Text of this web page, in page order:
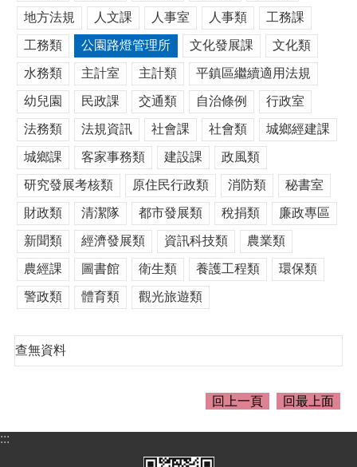
觀
音
區
介
紹
訊
息
公
告
生
活
便
民
資
機
地方法規 人文課 人事室 人事類 工務課
工務類 公園路燈管理所 文化發展課 文化類
水務類 主計室 主計類 平鎮區繼續適用法規
幼兒園 民政課 交通類 自治條例 行政室
法務類 法規資訊 社會課 社會類 城鄉經建課
城鄉課 客家事務類 建設課 政風類
研究發展考核類 原住民行政類 消防類 秘書室
財政類 清潔隊 都市發展類 稅捐類 廉政專區
新聞類 經濟發展類 資訊科技類 農業類
農經課 圖書館 衛生類 養護工程類 環保類
警政類 體育類 觀光旅遊類
查無資料
回上一頁 回最上面
:::